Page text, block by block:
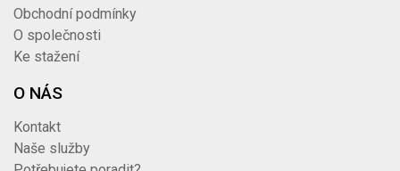
Obchodní podmínky
O společnosti
Ke stažení
O NÁS
Kontakt
Naše služby